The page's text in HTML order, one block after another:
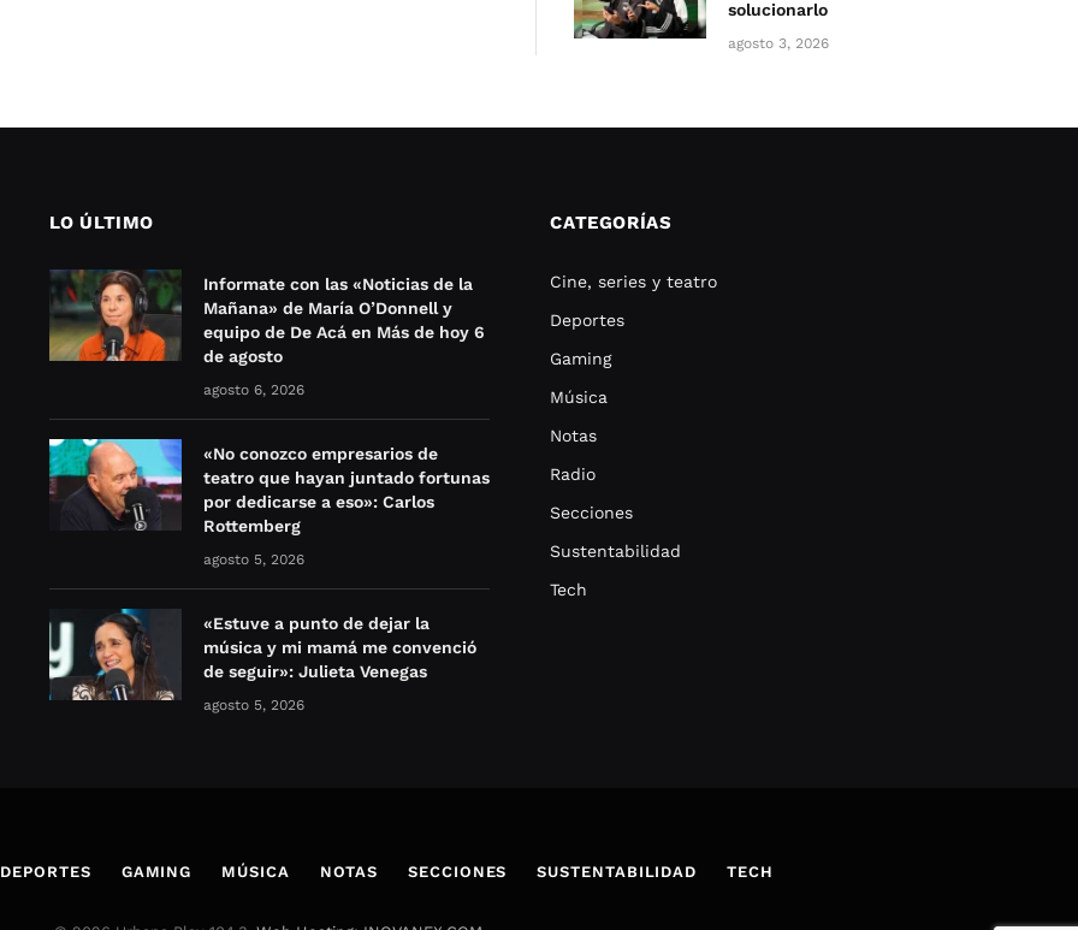
solucionarlo
agosto 3, 2026
LO ÚLTIMO
Informate con las «Noticias de la
Mañana» de María O’Donnell y
equipo de De Acá en Más de hoy 6
de agosto
agosto 6, 2026
«No conozco empresarios de
teatro que hayan juntado fortunas
por dedicarse a eso»: Carlos
Rottemberg
agosto 5, 2026
«Estuve a punto de dejar la
música y mi mamá me convenció
de seguir»: Julieta Venegas
agosto 5, 2026
CATEGORÍAS
Cine, series y teatro
Deportes
Gaming
Música
Notas
Radio
Secciones
Sustentabilidad
Tech
DEPORTES GAMING MÚSICA NOTAS SECCIONES SUSTENTABILIDAD TECH